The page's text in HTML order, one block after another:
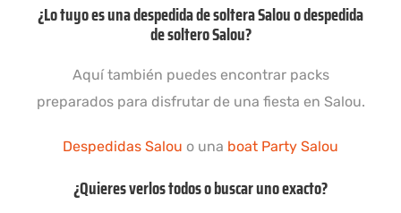
¿Lo tuyo es una despedida de soltera Salou o despedida
de soltero Salou?
Aquí también puedes encontrar packs
preparados para disfrutar de una fiesta en Salou.
Despedidas Salou o una boat Party Salou
¿Quieres verlos todos o buscar uno exacto?